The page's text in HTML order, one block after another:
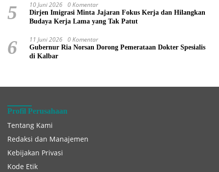
5 10 Juni 2026 0 Komentar
Dirjen Imigrasi Minta Jajaran Fokus Kerja dan Hilangkan
Budaya Kerja Lama yang Tak Patut
6 11 Juni 2026 0 Komentar
Gubernur Ria Norsan Dorong Pemerataan Dokter Spesialis
di Kalbar
Profil Perusahaan
Tentang Kami
Redaksi dan Manajemen
Kebijakan Privasi
Kode Etik